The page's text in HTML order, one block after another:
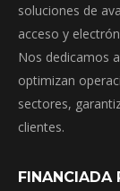
soluciones de
acceso y
Nos dedicamos
optimizan
sectores,
clientes.
FINANCIADA